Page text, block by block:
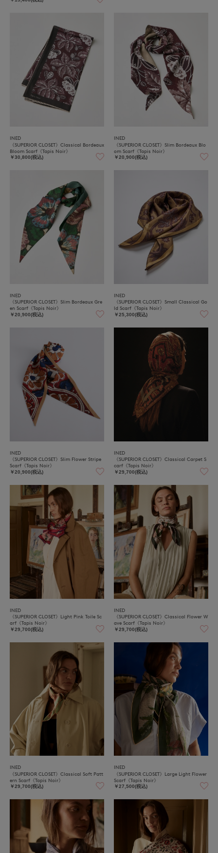
INED
《SUPERIOR CLOSET》Classical Bordeaux
Bloom Scarf《Tapis Noir》
￥30,800(税込)
INED
《SUPERIOR CLOSET》Slim Bordeaux Blo
om Scarf《Tapis Noir》
￥20,900(税込)
INED
《SUPERIOR CLOSET》Slim Bordeaux Gre
en Scarf《Tapis Noir》
￥20,900(税込)
INED
《SUPERIOR CLOSET》Small Classical Go
ld Scarf《Tapis Noir》
￥25,300(税込)
INED
《SUPERIOR CLOSET》Slim Flower Stripe
Scarf《Tapis Noir》
￥20,900(税込)
INED
《SUPERIOR CLOSET》Classical Carpet S
carf《Tapis Noir》
￥29,700(税込)
INED
《SUPERIOR CLOSET》Light Pink Toile Sc
arf《Tapis Noir》
￥29,700(税込)
INED
《SUPERIOR CLOSET》Classical Flower W
ave Scarf《Tapis Noir》
￥29,700(税込)
INED
《SUPERIOR CLOSET》Classical Soft Patt
ern Scarf《Tapis Noir》
￥29,700(税込)
INED
《SUPERIOR CLOSET》Large Light Flower
Scarf《Tapis Noir》
￥27,500(税込)